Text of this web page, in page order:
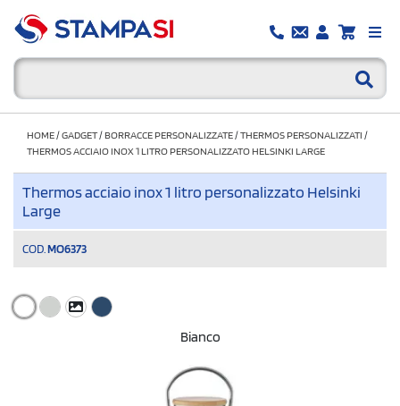
HOME/GADGET/BORRACCE PERSONALIZZATE/THERMOS PERSONALIZZATI /
THERMOS ACCIAIO INOX 1 LITRO PERSONALIZZATO HELSINKI LARGE
Thermos acciaio inox 1 litro personalizzato Helsinki
Large
COD. MO6373
Bianco